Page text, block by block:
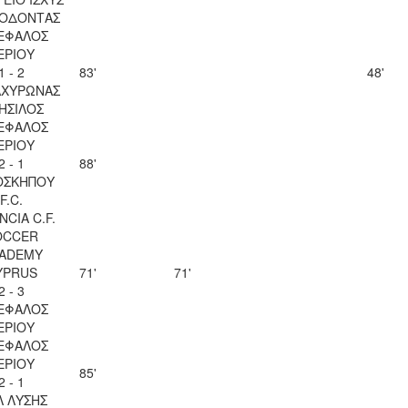
- 2
83' 48'
- 1
F.C.
88'
C.F.
- 3
71' 71'
- 1
ΛΥΣΗΣ
85'